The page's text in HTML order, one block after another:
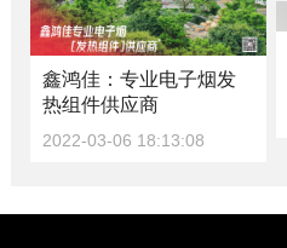
鑫鸿佳：专业电子烟发
热组件供应商
2022-03-06 18:13:08